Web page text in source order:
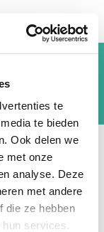
te
te bieden
Ook delen we
met onze
analyse. Deze
met andere
die ze hebben
services.
hier onder
vragen en